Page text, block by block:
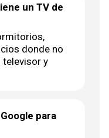
un TV de
donde no
televisor y
para